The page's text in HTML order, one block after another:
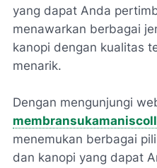
yang dapat Anda
menawarkan berbagai
kanopi dengan kualitas
menarik.
Dengan mengunjungi
menemukan berbagai
dan kanopi yang dapat